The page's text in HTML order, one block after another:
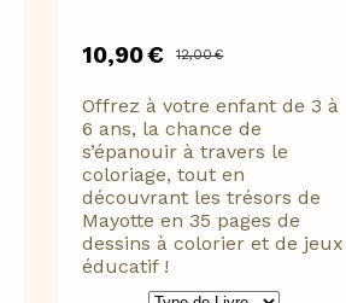
10,90€ 12,00€
Offrez à votre enfant de 3 à
6 ans, la chance de
s’épanouir à travers le
coloriage, tout en
découvrant les trésors de
Mayotte en 35 pages de
dessins à colorier et de jeux
éducatif !